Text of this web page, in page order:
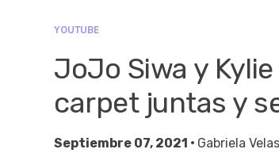
YOUTUBE
JoJo Siwa y
carpet juntas y
Septiembre 07, 2021 • Gabriela